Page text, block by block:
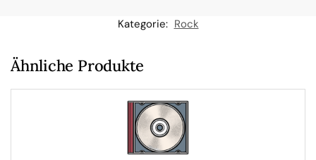
W
Kategorie: Rock
Ähnliche Produkte